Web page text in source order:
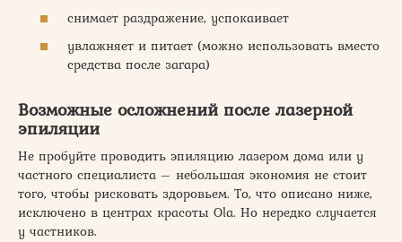
снимает раздражение, успокаивает
увлажняет и питает (можно использовать вместо
средства после загара)
Возможные осложнений после лазерной
эпиляции
Не пробуйте проводить эпиляцию лазером дома или у
частного специалиста – небольшая экономия не стоит
того, чтобы рисковать здоровьем. То, что описано ниже,
исключено в центрах красоты Ola. Но нередко случается
у частников.